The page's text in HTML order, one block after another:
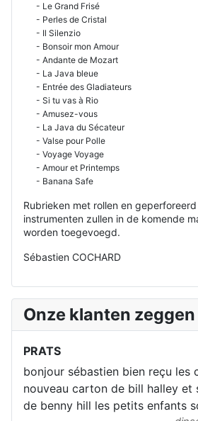
- Le Grand Frisé
- Perles de Cristal
- Il Silenzio
- Bonsoir mon Amour
- Andante de Mozart
- La Java bleue
- Entrée des Gladiateurs
- Si tu vas à Rio
- Amusez-vous
- La Java du Sécateur
- Valse pour Polle
- Voyage Voyage
- Amour et Printemps
- Banana Safe
Rubrieken met rollen en
instrumenten zullen in de komende
worden toegevoegd.
Sébastien COCHARD
Onze klanten zeggen
PRATS
bonjour sébastien bien reçu les
nouveau carton de bill halley et
de benny hill les petits enfants